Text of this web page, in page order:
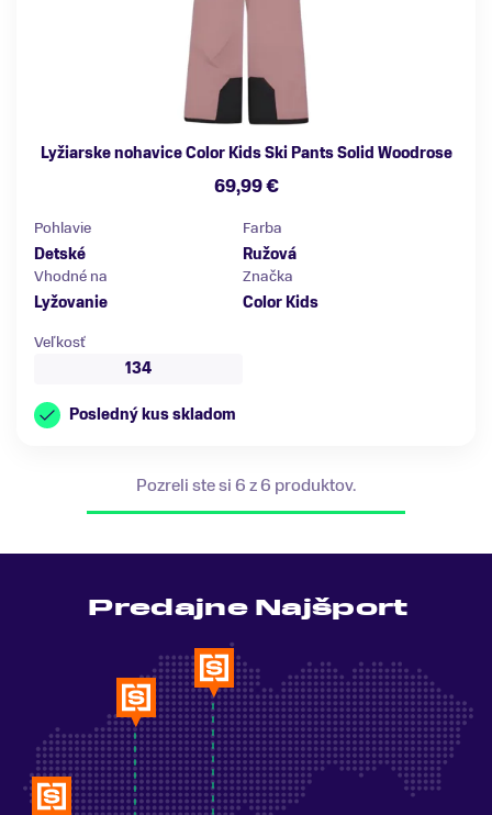
Lyžiarske nohavice Color Kids Ski Pants Solid Woodrose
69,99 €
Pohlavie
Detské
Farba
Ružová
Vhodné na
Lyžovanie
Značka
Color Kids
Veľkosť
134
Posledný kus skladom
Pozreli ste si 6 z 6 produktov.
Predajne Najšport